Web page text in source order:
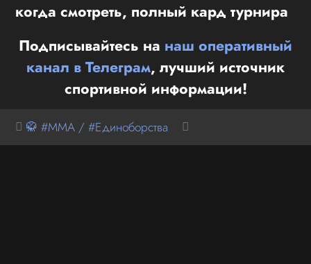
когда смотреть, полный кард турнира
Подписывайтесь на наш оперативный
канал в Телеграм, лучший источник
спортивной информации!
🥋 #MMA / #Единоборства